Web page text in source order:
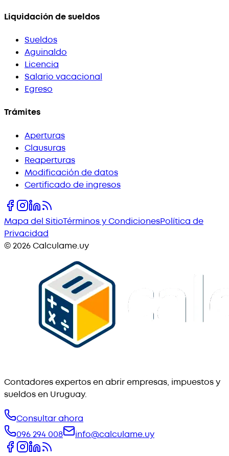
Liquidación de sueldos
Sueldos
Aguinaldo
Licencia
Salario vacacional
Egreso
Trámites
Aperturas
Clausuras
Reaperturas
Modificación de datos
Certificado de ingresos
Mapa del SitioTérminos y CondicionesPolítica de
Privacidad
©2026Calculame.uy
Contadores expertos en abrir empresas, impuestos y
sueldos en Uruguay.
Consultar ahora
096 294 008
info@calculame.uy